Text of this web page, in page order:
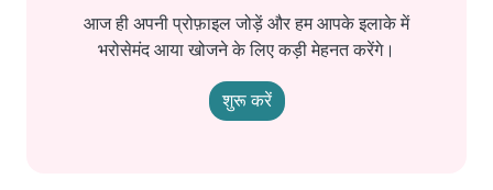
आज ही अपनी प्रोफ़ाइल जोड़ें और हम आपके इलाके में
भरोसेमंद आया खोजने के लिए कड़ी मेहनत करेंगे।
शुरू करें